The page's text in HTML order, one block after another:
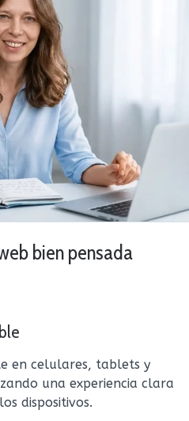
bien pensada
en celulares, tablets y
una experiencia clara
dispositivos.